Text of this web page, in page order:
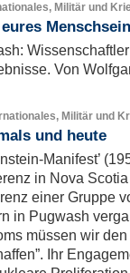
Militär und
Von
Militär und
und heute
Manifest’
in Nova
einer Gruppe
in Pugwash
müssen wir
Ihr